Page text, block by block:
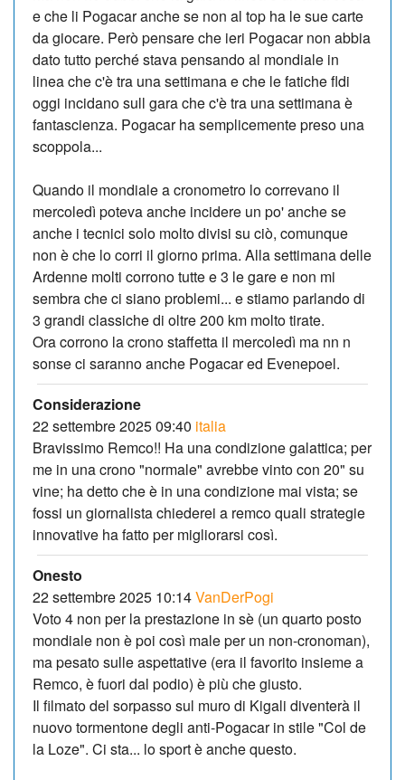
e che li Pogacar anche se non al top ha le sue carte
da giocare. Però pensare che ieri Pogacar non abbia
dato tutto perché stava pensando al mondiale in
linea che c'è tra una settimana e che le fatiche fldi
oggi incidano sull gara che c'è tra una settimana è
fantascienza. Pogacar ha semplicemente preso una
scoppola...
Quando il mondiale a cronometro lo correvano il
mercoledì poteva anche incidere un po' anche se
anche i tecnici solo molto divisi su ciò, comunque
non è che lo corri il giorno prima. Alla settimana delle
Ardenne molti corrono tutte e 3 le gare e non mi
sembra che ci siano problemi... e stiamo parlando di
3 grandi classiche di oltre 200 km molto tirate.
Ora corrono la crono staffetta il mercoledì ma nn n
sonse ci saranno anche Pogacar ed Evenepoel.
Considerazione
22 settembre 2025 09:40 italia
Bravissimo Remco!! Ha una condizione galattica; per
me in una crono "normale" avrebbe vinto con 20" su
vine; ha detto che è in una condizione mai vista; se
fossi un giornalista chiederei a remco quali strategie
innovative ha fatto per migliorarsi così.
Onesto
22 settembre 2025 10:14VanDerPogi
Voto 4 non per la prestazione in sè (un quarto posto
mondiale non è poi così male per un non-cronoman),
ma pesato sulle aspettative (era il favorito insieme a
Remco, è fuori dal podio) è più che giusto.
Il filmato del sorpasso sul muro di Kigali diventerà il
nuovo tormentone degli anti-Pogacar in stile "Col de
la Loze". Ci sta... lo sport è anche questo.